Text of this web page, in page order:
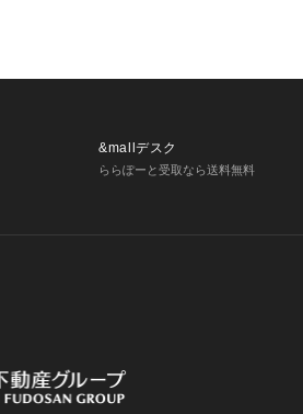
&mallデスク
ららぽーと受取なら送料無料
報の取り扱いについて